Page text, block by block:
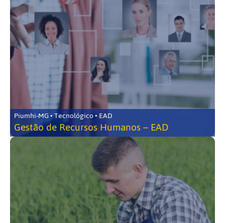
Piumhi-MG • Tecnológico • EAD
Gestão de Recursos Humanos – EAD